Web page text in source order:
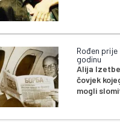
Rođen prije
godinu
Alija
čovjek
mogli